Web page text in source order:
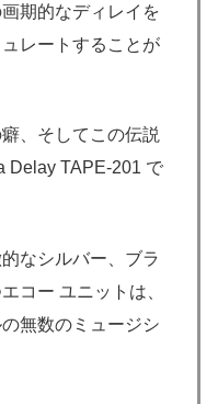
期的なディレイを
レートすることが
、そしてこの伝説
Delay TAPE-201 で
なシルバー、ブラ
コー ユニットは、
無数のミュージシ